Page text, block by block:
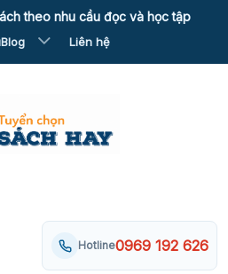
theo nhu cầu đọc và học tập
Blog Liên hệ
Hotline0969 192 626